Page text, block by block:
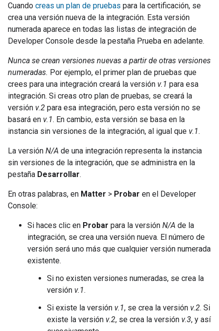
Cuando creas un plan de pruebas para la certificación, se
crea una versión nueva de la integración. Esta versión
numerada aparece en todas las listas de integración de
Developer Console desde la pestaña Prueba en adelante.
Nunca se crean versiones nuevas a partir de otras versiones
numeradas. Por ejemplo, el primer plan de pruebas que
crees para una integración creará la versión v.1 para esa
integración. Si creas otro plan de pruebas, se creará la
versión v.2 para esa integración, pero esta versión no se
basará en v.1. En cambio, esta versión se basa en la
instancia sin versiones de la integración, al igual que v.1.
La versión N/A de una integración representa la instancia
sin versiones de la integración, que se administra en la
pestaña Desarrollar.
En otras palabras, en Matter > Probar en el Developer
Console:
Si haces clic en Probar para la versión N/A de la
integración, se crea una versión nueva. El número de
versión será uno más que cualquier versión numerada
existente.
Si no existen versiones numeradas, se crea la
versión v.1.
Si existe la versión v.1, se crea la versión v.2. Si
existe la versión v.2, se crea la versión v.3, y así